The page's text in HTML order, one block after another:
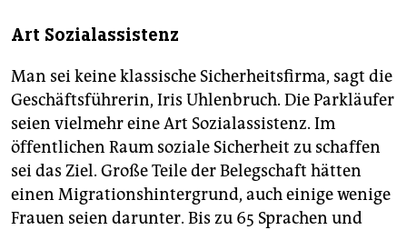
Art Sozialassistenz
Man sei keine klassische Sicherheitsfirma, sagt die
Geschäftsführerin, Iris Uhlenbruch. Die Parkläufer
seien vielmehr eine Art Sozialassistenz. Im
öffentlichen Raum soziale Sicherheit zu schaffen
sei das Ziel. Große Teile der Belegschaft hätten
einen Migrationshintergrund, auch einige wenige
Frauen seien darunter. Bis zu 65 Sprachen und